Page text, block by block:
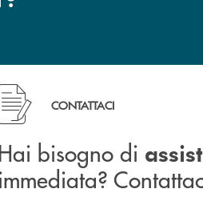
di Banca Monte Pruno
bisogno di assistenza
CONTATTACI
bisogno di
immediata?